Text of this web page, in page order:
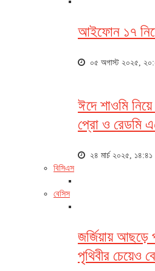
আইফোন ১৭
০৫ অগাস্ট ২০২৫,
ঈদে শাওমি
প্রো ও রেডমি
২৪ মার্চ ২০২৫, ১৪:৪১
বিসিএস
বেসিস
জর্জিয়ায় আছড়ে
পৃথিবীর চেয়েও